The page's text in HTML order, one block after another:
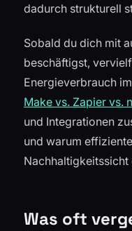
dadurch strukturell
Sobald du dich mit
beschäftigst,
Energieverbrauch
Make vs. Zapier vs.
und Integrationen
und warum
Nachhaltigkeitssicht
Was oft